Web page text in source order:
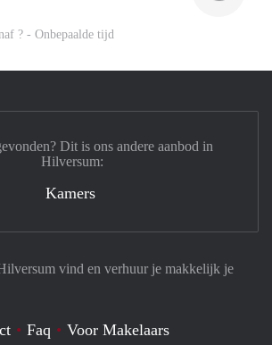
? - Onbepaalde tijd
vind en verhuur je makkelijk je
Faq
Voor Makelaars
Dit is ons andere aanbod in
Hilversum:
Kamers